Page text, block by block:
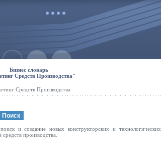
Бизнес словарь
Средств Производства"
Средств Производства
поиск и создание новых конструкторских и технологических
производства.